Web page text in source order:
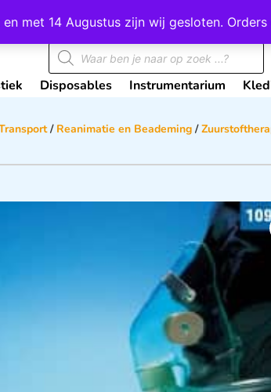
met 14 Augustus zijn wij gesloten.
een 4,8 op Google
Disposables Instrumentarium
/ Reanimatie en Beademing /